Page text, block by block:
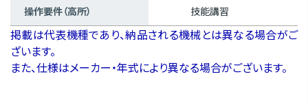
操作要件（高所） 技能講習
掲載は代表機種であり、納品される機械とは異なる場合がご
ざいます。
また、仕様はメーカー・年式により異なる場合がございます。